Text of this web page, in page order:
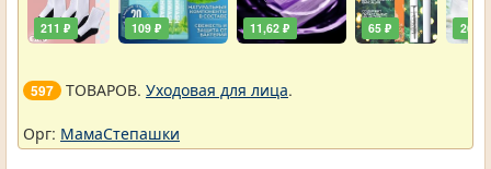
211 ₽ 109 ₽ 11,62 ₽ 65 ₽ 261 ₽
597 ТОВАРОВ. Уходовая для лица.
Орг: МамаСтепашки